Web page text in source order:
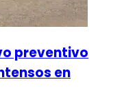
preventivo
en